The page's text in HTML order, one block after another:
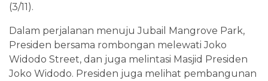
(3/11).
Dalam perjalanan menuju Jubail Mangrove Park,
Presiden bersama rombongan melewati Joko
Widodo Street, dan juga melintasi Masjid Presiden
Joko Widodo. Presiden juga melihat pembangunan